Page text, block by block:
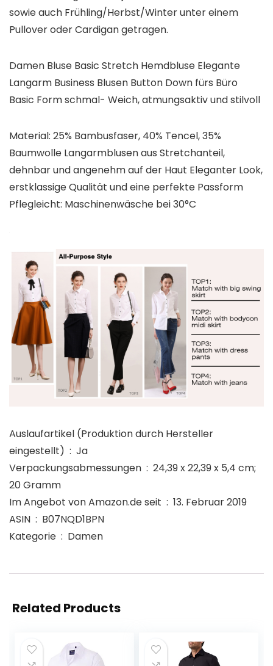
sowie auch Frühling/Herbst/Winter unter einem
Pullover oder Cardigan getragen.
Damen Bluse Basic Stretch Hemdbluse Elegante
Langarm Business Blusen Button Down fürs Büro
Basic Form schmal- Weich, atmungsaktiv und stilvoll
Material: 25% Bambusfaser, 40% Tencel, 35%
Baumwolle Langarmblusen aus Stretchanteil,
dehnbar und angenehm auf der Haut Eleganter Look,
erstklassige Qualität und eine perfekte Passform
Pflegleicht: Maschinenwäsche bei 30°C
Auslaufartikel (Produktion durch Hersteller
eingestellt) ‏ : ‎ Ja
Verpackungsabmessungen ‏ : ‎ 24,39 x 22,39 x 5,4 cm;
20 Gramm
Im Angebot von Amazon.de seit ‏ : ‎ 13. Februar 2019
ASIN ‏ : ‎ B07NQD1BPN
Kategorie ‏ : ‎ Damen
Related Products